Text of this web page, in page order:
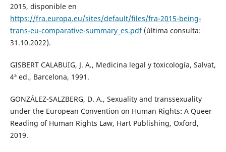
2015, disponible en
https://fra.europa.eu/sites/default/files/fra-2015-being-
trans-eu-comparative-summary_es.pdf(última consulta:
31.10.2022).
GISBERT CALABUIG, J. A., Medicina legal y toxicología, Salvat,
4ª ed., Barcelona, 1991.
GONZÁLEZ-SALZBERG, D. A., Sexuality and transsexuality
under the European Convention on Human Rights: A Queer
Reading of Human Rights Law, Hart Publishing, Oxford,
2019.